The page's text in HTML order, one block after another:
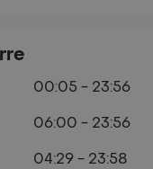
00:05 - 23:56
06:00 - 23:56
04:29 - 23:58